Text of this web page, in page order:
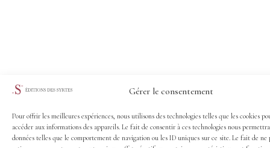
Gérer le consentement
Pour offrir les meilleures expériences, nous utilisons des technologies telles que les cookies
accéder aux informations des appareils. Le fait de consentir à ces technologies nous
données telles que le comportement de navigation ou les ID uniques sur ce site. Le fait de ne